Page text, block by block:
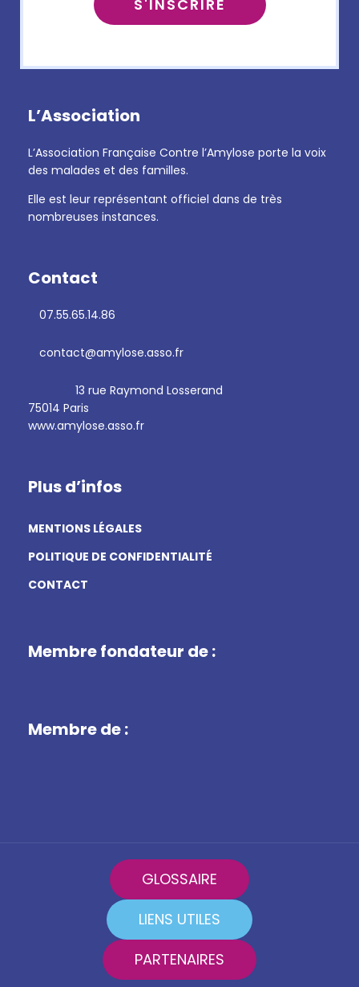
L’Association
L’Association Française Contre l’Amylose porte la voix
des malades et des familles.
Elle est leur représentant officiel dans de très
nombreuses instances.
Contact
07.55.65.14.86
contact@amylose.asso.fr
13 rue Raymond Losserand
75014 Paris
www.amylose.asso.fr
Plus d’infos
MENTIONS LÉGALES
POLITIQUE DE CONFIDENTIALITÉ
CONTACT
Membre fondateur de :
Membre de :
GLOSSAIRE
LIENS UTILES
PARTENAIRES